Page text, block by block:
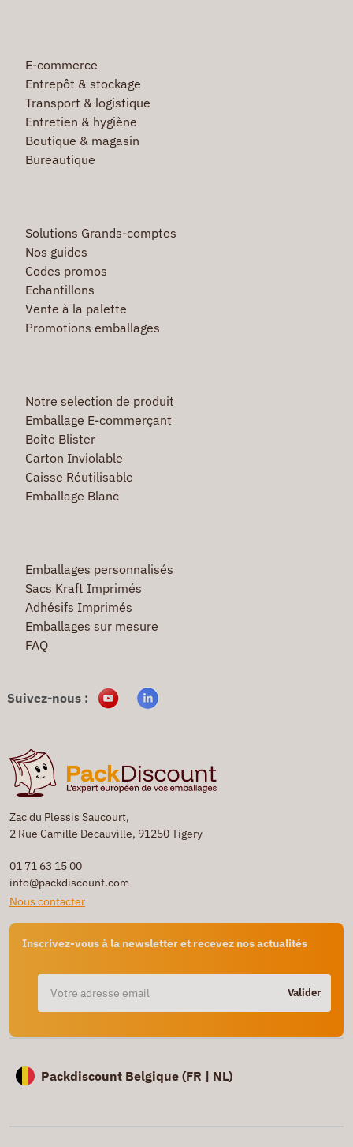
Zac du Plessis Saucourt,
2 Rue Camille Decauville, 91250 Tigery
01 71 63 15 00
info@packdiscount.com
Nous contacter
Inscrivez-vous à la newsletter et recevez nos actualités
Valider
E-commerce
Entrepôt & stockage
Transport & logistique
Entretien & hygiène
Boutique & magasin
Bureautique
Solutions Grands-comptes
Nos guides
Codes promos
Echantillons
Vente à la palette
Promotions emballages
Notre selection de produit
Emballage E-commerçant
Boite Blister
Carton Inviolable
Caisse Réutilisable
Emballage Blanc
Emballages personnalisés
Sacs Kraft Imprimés
Adhésifs Imprimés
Emballages sur mesure
FAQ
Suivez-nous :
Packdiscount Belgique (FR | NL)